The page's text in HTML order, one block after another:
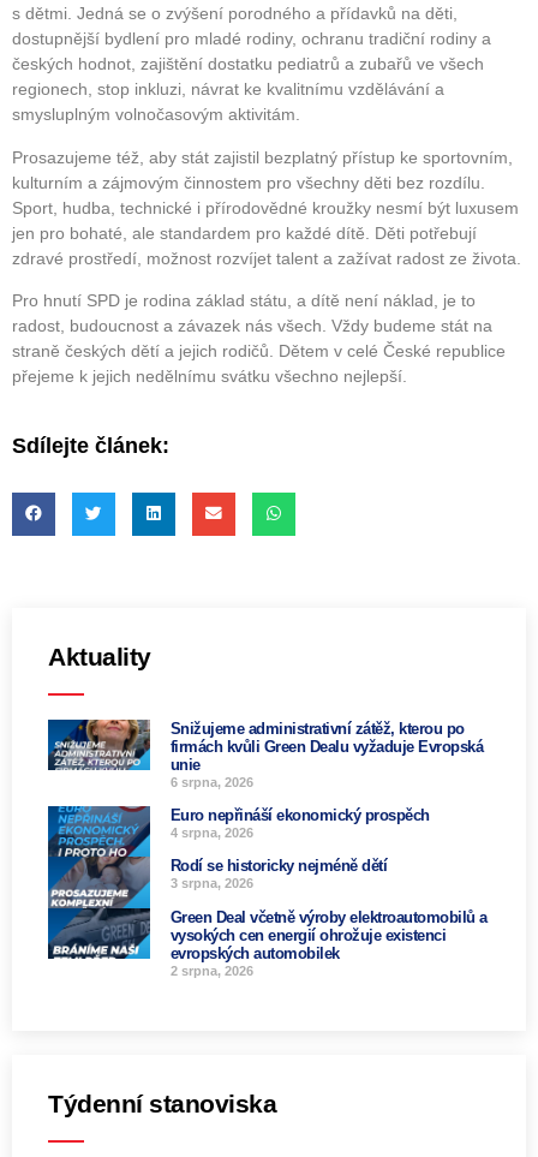
s dětmi. Jedná se o zvýšení porodného a přídavků na děti,
dostupnější bydlení pro mladé rodiny, ochranu tradiční rodiny a
českých hodnot, zajištění dostatku pediatrů a zubařů ve všech
regionech, stop inkluzi, návrat ke kvalitnímu vzdělávání a
smysluplným volnočasovým aktivitám.
Prosazujeme též, aby stát zajistil bezplatný přístup ke sportovním,
kulturním a zájmovým činnostem pro všechny děti bez rozdílu.
Sport, hudba, technické i přírodovědné kroužky nesmí být luxusem
jen pro bohaté, ale standardem pro každé dítě. Děti potřebují
zdravé prostředí, možnost rozvíjet talent a zažívat radost ze života.
Pro hnutí SPD je rodina základ státu, a dítě není náklad, je to
radost, budoucnost a závazek nás všech. Vždy budeme stát na
straně českých dětí a jejich rodičů. Dětem v celé České republice
přejeme k jejich nedělnímu svátku všechno nejlepší.
Sdílejte článek:
Aktuality
Snižujeme administrativní zátěž, kterou po
firmách kvůli Green Dealu vyžaduje Evropská
unie
6 srpna, 2026
Euro nepřináší ekonomický prospěch
4 srpna, 2026
Rodí se historicky nejméně dětí
3 srpna, 2026
Green Deal včetně výroby elektroautomobilů a
vysokých cen energií ohrožuje existenci
evropských automobilek
2 srpna, 2026
Týdenní stanoviska